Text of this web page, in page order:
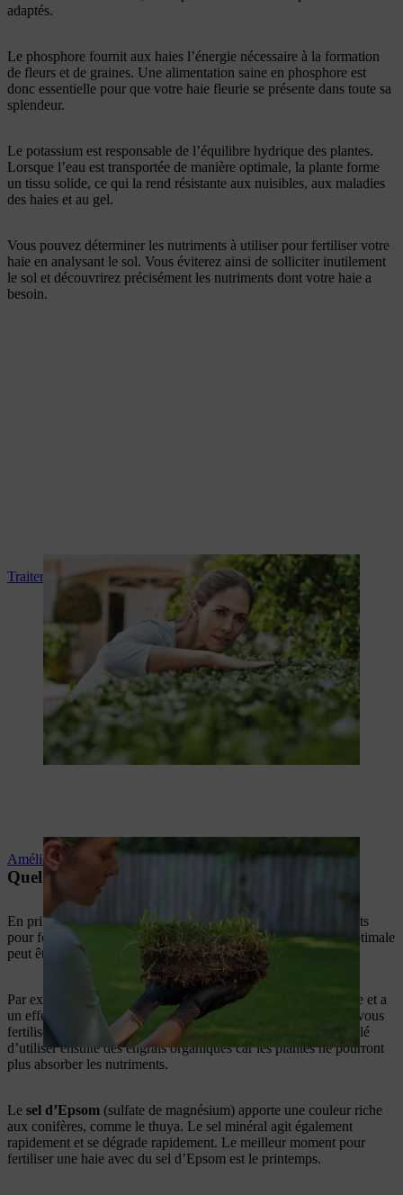
adaptés.
Le phosphore fournit aux haies l’énergie nécessaire à la formation
de fleurs et de graines. Une alimentation saine en phosphore est
donc essentielle pour que votre haie fleurie se présente dans toute sa
splendeur.
Le potassium est responsable de l’équilibre hydrique des plantes.
Lorsque l’eau est transportée de manière optimale, la plante forme
un tissu solide, ce qui la rend résistante aux nuisibles, aux maladies
des haies et au gel.
Vous pouvez déterminer les nutriments à utiliser pour fertiliser votre
haie en analysant le sol. Vous éviterez ainsi de solliciter inutilement
le sol et découvrirez précisément les nutriments dont votre haie a
besoin.
Traiter les maladies des haies
Améliorer la qualité du sol
Quel engrais convient à quelle haie ?
En principe, les engrais organiques longue durée
sont parfaits
pour fertiliser une haie. Selon le type de haie, la fertilisation optimale
peut être différente.
Par exemple, l’engrais de type Blaukornest relativement riche et a
un effet immédiatement visible, mais qui n’est pas durable. Si vous
fertilisez votre haie avec de l’engrais Blaukorn, il est déconseillé
d’utiliser ensuite des engrais organiques car les plantes ne pourront
plus absorber les nutriments.
Le sel d’Epsom (sulfate de magnésium) apporte une couleur riche
aux conifères, comme le thuya. Le sel minéral agit également
rapidement et se dégrade rapidement. Le meilleur moment pour
fertiliser une haie avec du sel d’Epsom est le printemps.